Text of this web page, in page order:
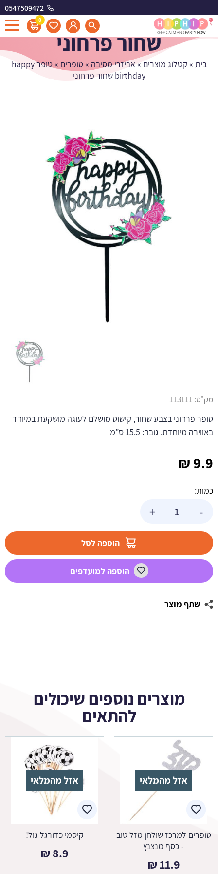
0547509472
0
טופר happy birthday
שחור פרחוני
בית » קטלוג מוצרים »אביזרי מסיבה »טופרים »
טופר happy
birthday שחור פרחוני
9.9
₪
כמות:
-
שחור
+
הוספה לסל
הוספה למועדפים
שתף מוצר
מק"ט: 113111
טופר פרחוני בצבע שחור, קישוט מושלם לעוגה מושקעת במיוחד
באווירה מיוחדת. גובה: 15.5 ס”מ
מוצרים נוספים שיכולים
להתאים
אזל מהמלאי
טופרים למרכז שולחן מזל טוב
- כסף מנצנץ
11.9
₪
אזל מהמלאי
קיסמי כדורגל גול!
8.9
₪